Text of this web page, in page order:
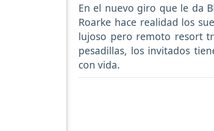
En el nuevo giro que le da
Roarke hace realidad los
lujoso pero remoto resort
pesadillas, los invitados
con vida.